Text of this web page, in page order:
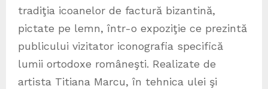
tradiţia icoanelor de factură bizantină,
pictate pe lemn, într-o expoziţie ce prezintă
publicului vizitator iconografia specifică
lumii ortodoxe româneşti. Realizate de
artista Titiana Marcu, în tehnica ulei şi